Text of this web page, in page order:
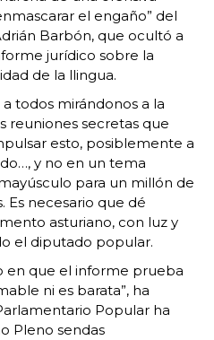
el engaño” del
Barbón, que ocultó a
jurídico sobre la
de la llingua.
todos mirándonos a la
reuniones secretas que
esto, posiblemente a
y no en un tema
para un millón de
Es necesario que dé
asturiano, con luz y
el diputado popular.
en que el informe prueba
ni es barata”, ha
Popular ha
Pleno sendas